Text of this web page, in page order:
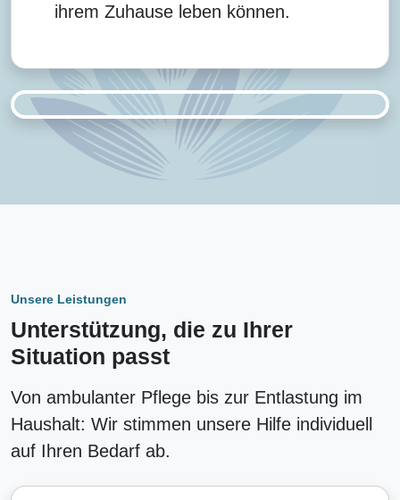
ihrem Zuhause leben können.
Unsere Leistungen
Unterstützung, die zu Ihrer
Situation passt
Von ambulanter Pflege bis zur Entlastung im
Haushalt: Wir stimmen unsere Hilfe individuell
auf Ihren Bedarf ab.